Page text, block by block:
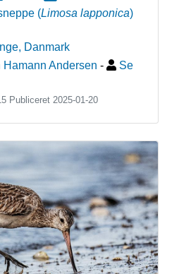
(Limosa lapponica)
, Danmark
Andersen -
Se
Publiceret 2025-01-20